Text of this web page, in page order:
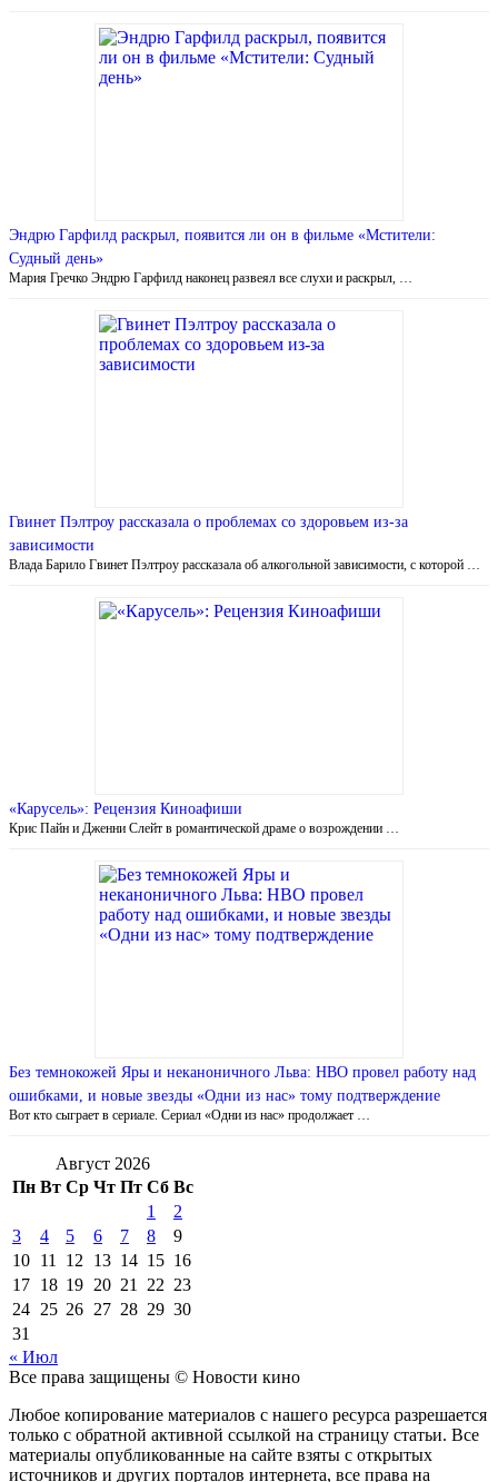
Эндрю Гарфилд раскрыл, появится ли он в фильме «Мстители:
Судный день»
Мария Гречко Эндрю Гарфилд наконец развеял все слухи и раскрыл, …
Гвинет Пэлтроу рассказала о проблемах со здоровьем из-за
зависимости
Влада Барило Гвинет Пэлтроу рассказала об алкогольной зависимости, с которой …
«Карусель»: Рецензия Киноафиши
Крис Пайн и Дженни Слейт в романтической драме о возрождении …
Без темнокожей Яры и неканоничного Льва: HBO провел работу над
ошибками, и новые звезды «Одни из нас» тому подтверждение
Вот кто сыграет в сериале. Сериал «Одни из нас» продолжает …
Август 2026
Пн Вт Ср Чт Пт Сб Вс
1
2
3
4 5 6 7 8
9
10 11 12 13 14 15 16
17 18 19 20 21 22 23
24 25 26 27 28 29 30
31
« Июл
Все права защищены © Новости кино
Любое копирование материалов с нашего ресурса разрешается
только с обратной активной ссылкой на страницу статьи. Все
материалы опубликованные на сайте взяты с открытых
источников и других порталов интернета, все права на